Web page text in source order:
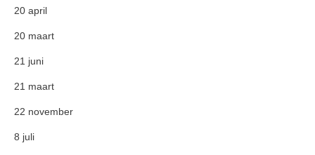
20 april
20 maart
21 juni
21 maart
22 november
8 juli